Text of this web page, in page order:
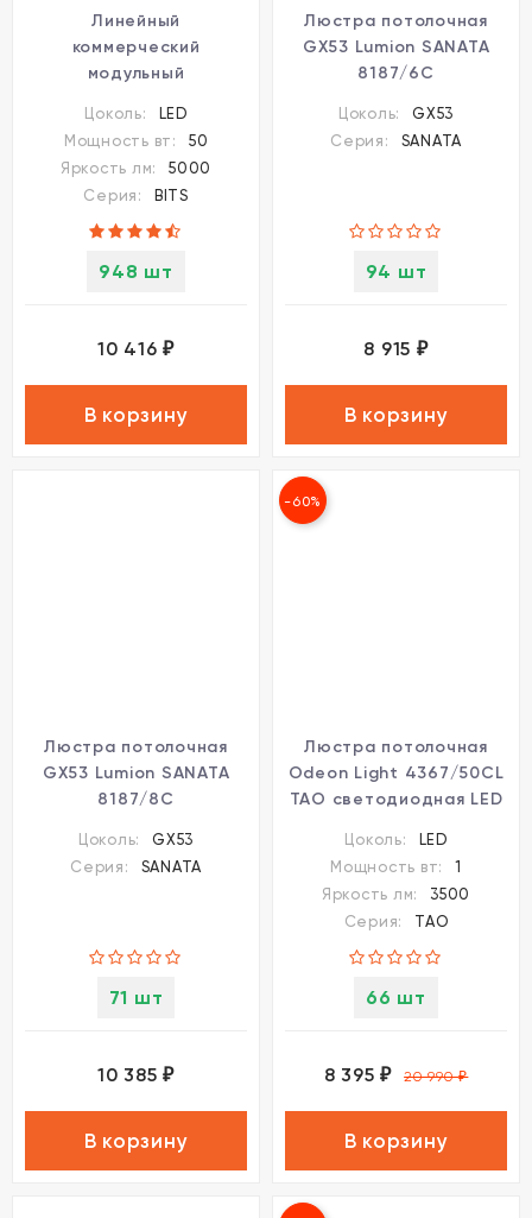
Линейный
коммерческий
модульный
светильник 50Вт, 150см
Novotech Bits 359113
Цоколь:
LED
Мощность вт:
50
Яркость лм:
5000
Серия:
BITS
948 шт
10 416₽
В корзину
Люстра потолочная
GX53 Lumion SANATA
8187/6C
Цоколь:
GX53
Серия:
SANATA
94 шт
8 915 ₽
В корзину
Люстра потолочная
GX53 Lumion SANATA
8187/8C
Цоколь:
GX53
Серия:
SANATA
71 шт
10 385₽
В корзину
-60%
Люстра потолочная
Odeon Light 4367/50CL
TAO светодиодная LED
Цоколь:
LED
Мощность вт:
1
Яркость лм:
3500
Серия:
TAO
66 шт
8 395₽ 20 990₽
В корзину